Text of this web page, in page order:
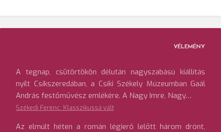
VÉLEMÉNY
A tegnap, csütörtökön délután nagyszabású kiállítás
nyílt Csíkszeredában, a Csíki Székely Múzeumban Gaál
András festőművész emlékére. A Nagy Imre, Nagy…
Székedi Ferenc: Klasszikussá vált
Az elmúlt héten a román légierő lelőtt három drónt,